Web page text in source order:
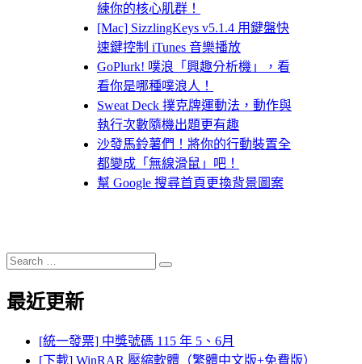
練你的核心肌群！
[Mac] SizzlingKeys v5.1.4 用鍵盤快
速鍵控制 iTunes 音樂播放
GoPlurk! 噗浪「興趣分析機」，看
看你是哪種噗浪人！
Sweat Deck 撲克牌運動法，動作與
執行次數隨機出題更有趣
沙發馬鈴薯們！將你的行動裝置全
都變成「無線滑鼠」吧！
幫 Google 搜尋首頁更換背景圖案
Search
for:
Search
最近更新
[統一發票] 中獎號碼 115 年 5、6月
[下載] WinRAR 壓縮軟體（繁體中文版+免費版）